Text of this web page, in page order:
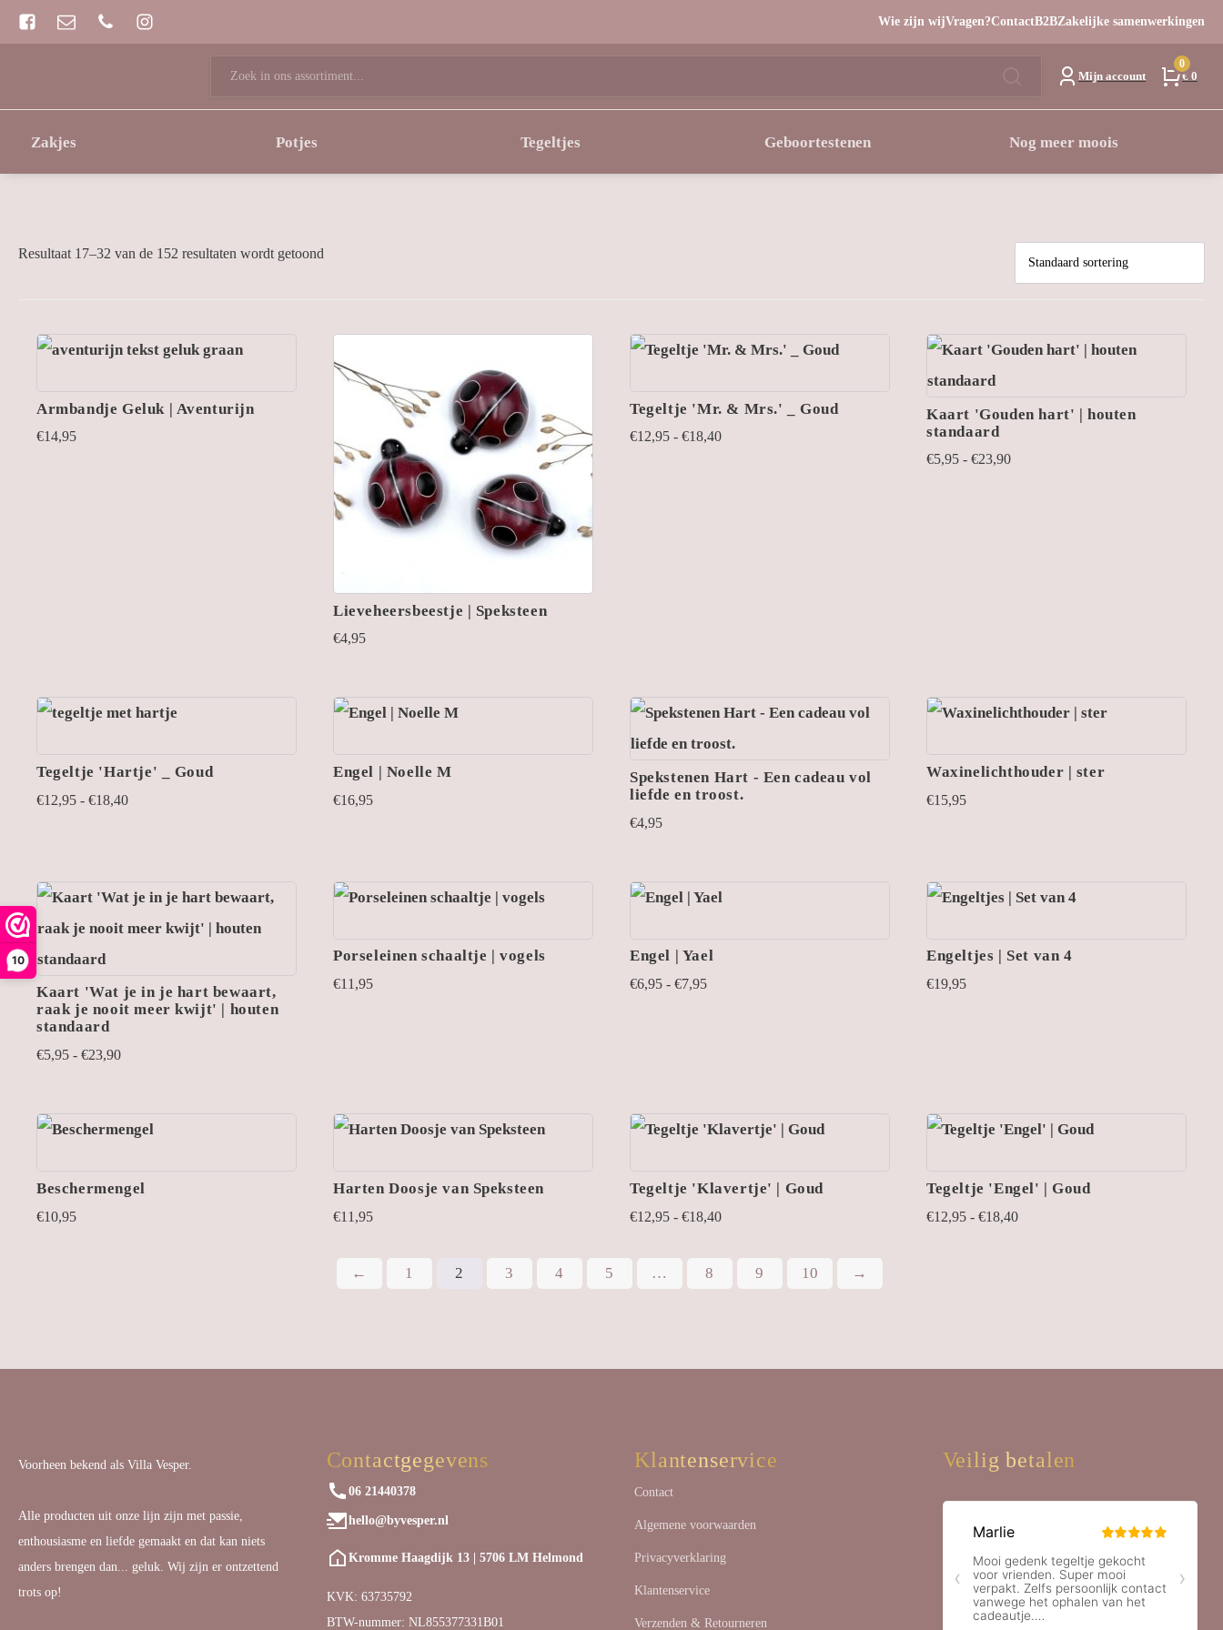
10
Wie zijn wijVragen?ContactB2BZakelijke samenwerkingen
Zoeken
Mijn account
0
€ 0
Zakjes Potjes Tegeltjes Geboortestenen Nog meer moois
Resultaat 17–32 van de 152 resultaten wordt getoond
Armbandje Geluk | Aventurijn
€14,95
Lieveheersbeestje | Speksteen
€4,95
Tegeltje 'Mr. & Mrs.' _ Goud
€12,95 - €18,40Prijsklasse:
Kaart 'Gouden hart' | houten
standaard
€5,95 - €23,90Prijsklasse:
Tegeltje 'Hartje' _ Goud
€12,95 - €18,40Prijsklasse:
Engel | Noelle M
€16,95
Spekstenen Hart - Een cadeau vol
liefde en troost.
€4,95
Waxinelichthouder | ster
€15,95
Kaart 'Wat je in je hart bewaart,
raak je nooit meer kwijt' | houten
standaard
€5,95 - €23,90Prijsklasse:
€23,90
Porseleinen schaaltje | vogels
€11,95
Engel | Yael
€6,95 - €7,95Prijsklasse:
Engeltjes | Set van 4
€19,95
Beschermengel
€10,95
Harten Doosje van Speksteen
€11,95
Tegeltje 'Klavertje' | Goud
€12,95 - €18,40Prijsklasse:
Tegeltje 'Engel' | Goud
€12,95 - €18,40Prijsklasse:
← 1 2 3 4 5 … 8 9 10 →
Voorheen bekend als Villa Vesper.
Alle producten uit onze lijn zijn met passie,
enthousiasme en liefde gemaakt en dat kan niets
anders brengen dan... geluk. Wij zijn er ontzettend
trots op!
Contactgegevens
06 21440378
hello@byvesper.nl
Kromme Haagdijk 13 | 5706 LM Helmond
KVK: 63735792
BTW-nummer: NL855377331B01
Klantenservice
Contact
Algemene voorwaarden
Privacyverklaring
Klantenservice
Verzenden & Retourneren
Veilig betalen